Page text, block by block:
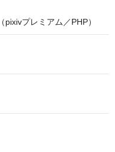
pixivプレミアム／PHP）